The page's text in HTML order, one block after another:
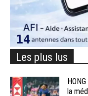
Les plus lus
la